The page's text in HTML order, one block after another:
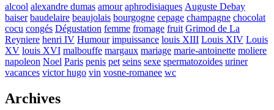
alcool alexandre dumas amour aphrodisiaques Auguste Debay
baiser baudelaire beaujolais bourgogne cepage champagne chocolat
cocu congés Dégustation femme fromage fruit Grimod de La
Reyniere henri IV Humour impuissance louis XIII Louis XIV Louis
XV louis XVI malbouffe margaux mariage marie-antoinette moliere
napoleon Noel Paris penis pet seins sexe spermatozoides uriner
vacances victor hugo vin vosne-romanee wc
Archives